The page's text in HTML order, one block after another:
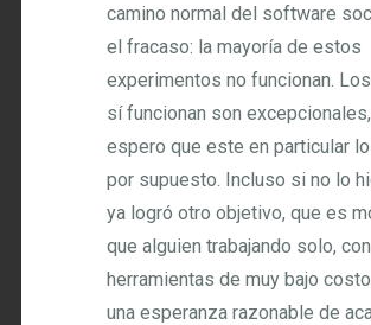
camino normal del software
el fracaso: la mayoría de estos
experimentos no funcionan.
sí funcionan son
espero que este en particular
por supuesto. Incluso si no lo
ya logró otro objetivo, que es
que alguien trabajando solo, con
herramientas de muy bajo
una esperanza razonable de